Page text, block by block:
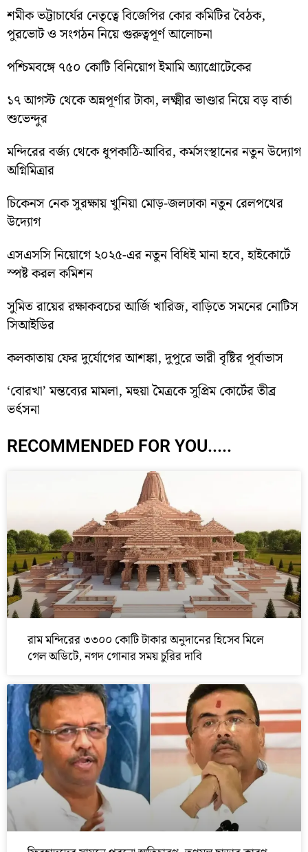
শমীক ভট্টাচার্যের নেতৃত্বে বিজেপির কোর কমিটির বৈঠক,
পুরভোট ও সংগঠন নিয়ে গুরুত্বপূর্ণ আলোচনা
পশ্চিমবঙ্গে ৭৫০ কোটি বিনিয়োগ ইমামি অ্যাগ্রোটেকের
১৭ আগস্ট থেকে অন্নপূর্ণার টাকা, লক্ষ্মীর ভাণ্ডার নিয়ে বড় বার্তা
শুভেন্দুর
মন্দিরের বর্জ্য থেকে ধূপকাঠি-আবির, কর্মসংস্থানের নতুন উদ্যোগ
অগ্নিমিত্রার
চিকেনস নেক সুরক্ষায় খুনিয়া মোড়-জলঢাকা নতুন রেলপথের
উদ্যোগ
এসএসসি নিয়োগে ২০২৫-এর নতুন বিধিই মানা হবে, হাইকোর্টে
স্পষ্ট করল কমিশন
সুমিত রায়ের রক্ষাকবচের আর্জি খারিজ, বাড়িতে সমনের নোটিস
সিআইডির
কলকাতায় ফের দুর্যোগের আশঙ্কা, দুপুরে ভারী বৃষ্টির পূর্বাভাস
‘বোরখা’ মন্তব্যের মামলা, মহুয়া মৈত্রকে সুপ্রিম কোর্টের তীব্র
ভর্ৎসনা
RECOMMENDED FOR YOU.....
রাম মন্দিরের ৩৩০০ কোটি টাকার অনুদানের হিসেব মিলে
গেল অডিটে, নগদ গোনার সময় চুরির দাবি